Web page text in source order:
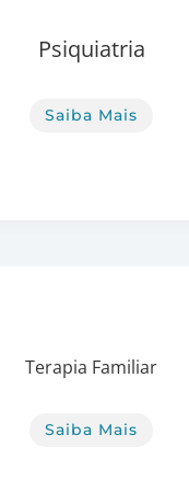
Psiquiatria
Saiba Mais
Terapia Familiar
Saiba Mais